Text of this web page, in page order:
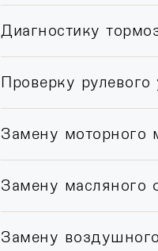
Диагностику
Проверку рулевого
Замену моторного
Замену масляного
Замену